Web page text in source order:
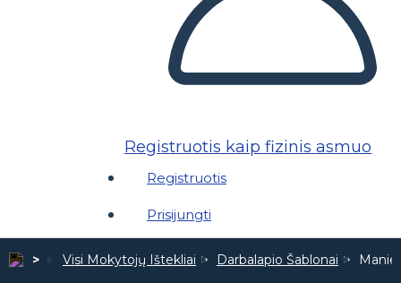
Registruotis kaip fizinis asmuo
Registruotis
Prisijungti
Visi Mokytojų Ištekliai Darbalapio Šablonai